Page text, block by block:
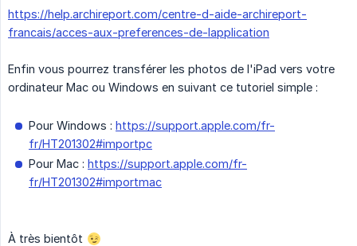
https://help.archireport.com/centre-d-aide-archireport-
francais/acces-aux-preferences-de-lapplication
Enfin vous pourrez transférer les photos de l'iPad vers votre
ordinateur Mac ou Windows en suivant ce tutoriel simple :
Pour Windows : https://support.apple.com/fr-
fr/HT201302#importpc
Pour Mac : https://support.apple.com/fr-
fr/HT201302#importmac
À très bientôt